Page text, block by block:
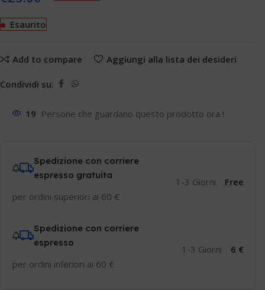
Esaurito
Add to compare Aggiungi alla lista dei desideri
Condividi su:
19 Persone che guardano questo prodotto ora !
Spedizione con corriere
espresso gratuita
per ordini superiori ai 60 €
1-3 Giorni Free
Spedizione con corriere
espresso
per ordini inferiori ai 60 €
1-3 Giorni 6 €